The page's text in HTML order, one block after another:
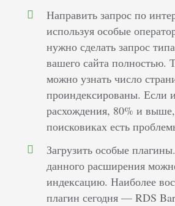
Направить запрос по
используя особые
нужно сделать запрос
вашего сайта полностью.
можно узнать число
проиндексированы. Если
расхождения, 80% и
поисковиках есть
Загрузить особые
данного расширения
индексацию. Наиболее
плагин сегодня — RDS